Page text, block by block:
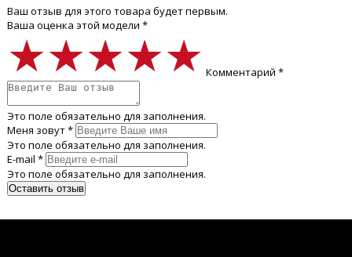
Ваш отзыв для этого товара будет первым.
Ваша оценка этой модели *
★★★★★
★★★★★
★★★★★ Комментарий *
Это поле обязательно для заполнения.
Меня зовут *
Это поле обязательно для заполнения.
E-mail *
Это поле обязательно для заполнения.